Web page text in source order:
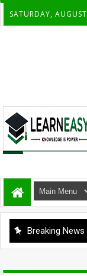
SATURDAY,
Breaking News
AI — அறிவோம்